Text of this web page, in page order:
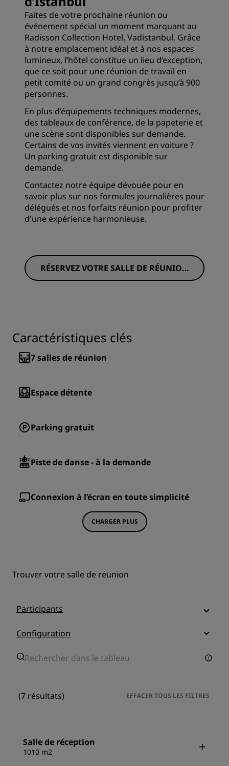
Faites de votre prochaine réunion ou
événement spécial un moment marquant au
Radisson Collection Hotel, Vadistanbul. Grâce
à notre emplacement idéal et à nos espaces
lumineux, l’hôtel constitue un lieu d’exception,
que ce soit pour une réunion de travail en
petit comité ou un grand congrès jusqu’à 900
personnes.
En plus d’équipements techniques modernes,
des tableaux de conférence, de la papeterie et
une scène sont disponibles sur demande.
Certains de vos invités viennent en voiture ?
Un parking gratuit est disponible sur
demande.
Contactez notre équipe dévouée pour en
savoir plus sur nos formules journalières pour
délégués et nos forfaits réunion pour profiter
d'une expérience harmonieuse.
RÉSERVEZ VOTRE SALLE DE RÉUNION
DÈS MAINTENANT
Caractéristiques clés
7salles de réunion
Espace détente
Parking gratuit
Piste de danse - à la demande
Connexion à l’écran en toute simplicité
CHARGER PLUS
Trouver votre salle de réunion
Participants
Configuration
(7 résultats) EFFACER TOUS LES FILTRES
Salle de réception
1010 m2